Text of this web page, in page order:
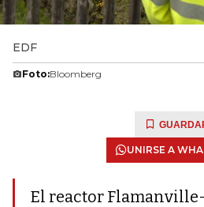
EDF
Foto:Bloomberg
UNIRSE A
El reactor